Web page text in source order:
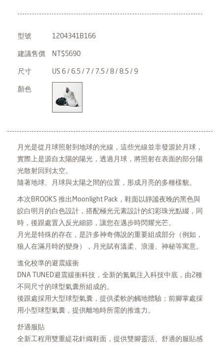
型號 1204341B166
建議售價 NT$5690
尺寸 US 6 / 6.5 / 7 / 7.5 / 8 / 8.5 / 9
顏色
月光是從月球照射到地球的光線，這些光線並非發源於月球，
實際上是源自太陽的陽光，透過月球，將照射在表面的部分陽
光散射回到太空。
隨著地球、月球與太陽之間的位置，形成月亮的多種樣貌。
本次BROOKS 推出Moonlight Pack，鞋面以靜謐夜晚的黑色與
皎白明月的白色設計，搭配極光元素設計的幻彩珠光點綴，同
時，後跟處置入反光細節，讓您在邁步時閃耀光芒。
月光是特殊的存在，是許多神奇傳說的重要組成部分（例如，
狼人在滿月時的變身），月光賦有溫柔、浪漫、神秘等寓意。
進化校準的避震緩衝
DNA TUNED避震緩衝科技，全新的氮氣注入科技中底，由2種
不同尺寸的球型氣囊所組成的。
後跟處採用大型球型氣囊，提供柔軟的觸地體驗；前腳掌處採
用小型球型氣囊，提供離地時所需的推進力。
舒適服貼
全新工程用雙重緹花針織鞋面，提供雙腳靈活、舒適的服貼感